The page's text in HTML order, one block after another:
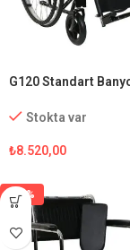
G120 Standart
Stokta var
₺8.520,00
-15%